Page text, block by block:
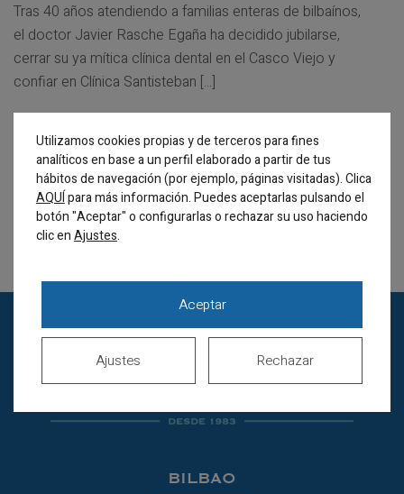
Tras 40 años atendiendo a familias enteras de bilbaínos,
el doctor Javier Rasche Egaña ha decidido jubilarse,
cerrar su ya mítica clínica dental en el Casco Viejo y
confiar en Clínica Santisteban [...]
READ MORE
BILBAO
Utilizamos cookies propias y de terceros para fines
analíticos en base a un perfil elaborado a partir de tus
hábitos de navegación (por ejemplo, páginas visitadas). Clica
AQUÍpara más información. Puedes aceptarlas pulsando el
botón "Aceptar" o configurarlas o rechazar su uso haciendo
clic enAjustes.
Aceptar
Rechazar
Ajustes